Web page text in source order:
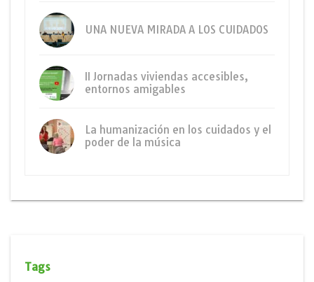
UNA NUEVA MIRADA A LOS CUIDADOS
II Jornadas viviendas accesibles,
entornos amigables
La humanización en los cuidados y el
poder de la música
Tags